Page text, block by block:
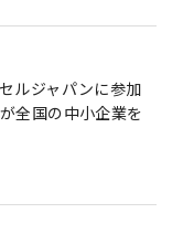
ルジャパンに参加
全国の中小企業を